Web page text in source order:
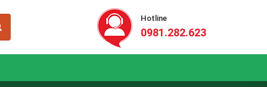
Hotline
0981.282.623